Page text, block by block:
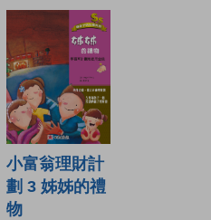
小富翁理財計
劃 3 姊姊的禮
物